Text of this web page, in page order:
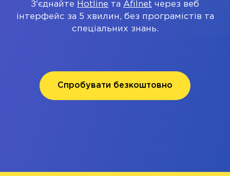
З'єднайте Hotline та Afilnet через веб
інтерфейс за 5 хвилин, без програмістів та
спеціальних знань.
Спробувати безкоштовно